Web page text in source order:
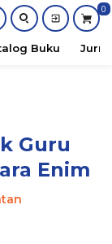
0
Buku
Guru
Enim